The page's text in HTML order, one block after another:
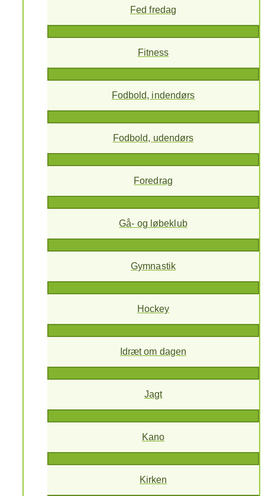
Fed fredag
Fitness
Fodbold, indendørs
Fodbold, udendørs
Foredrag
Gå- og løbeklub
Gymnastik
Hockey
Idræt om dagen
Jagt
Kano
Kirken